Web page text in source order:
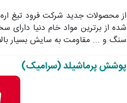
از محصولات جدید شرکت فرود تیغ
شده از برترین مواد خام دنیا دارای
سنگ و ... مقاومت به سایش بسیار
پوشش پرماشیلد (سرامیک)